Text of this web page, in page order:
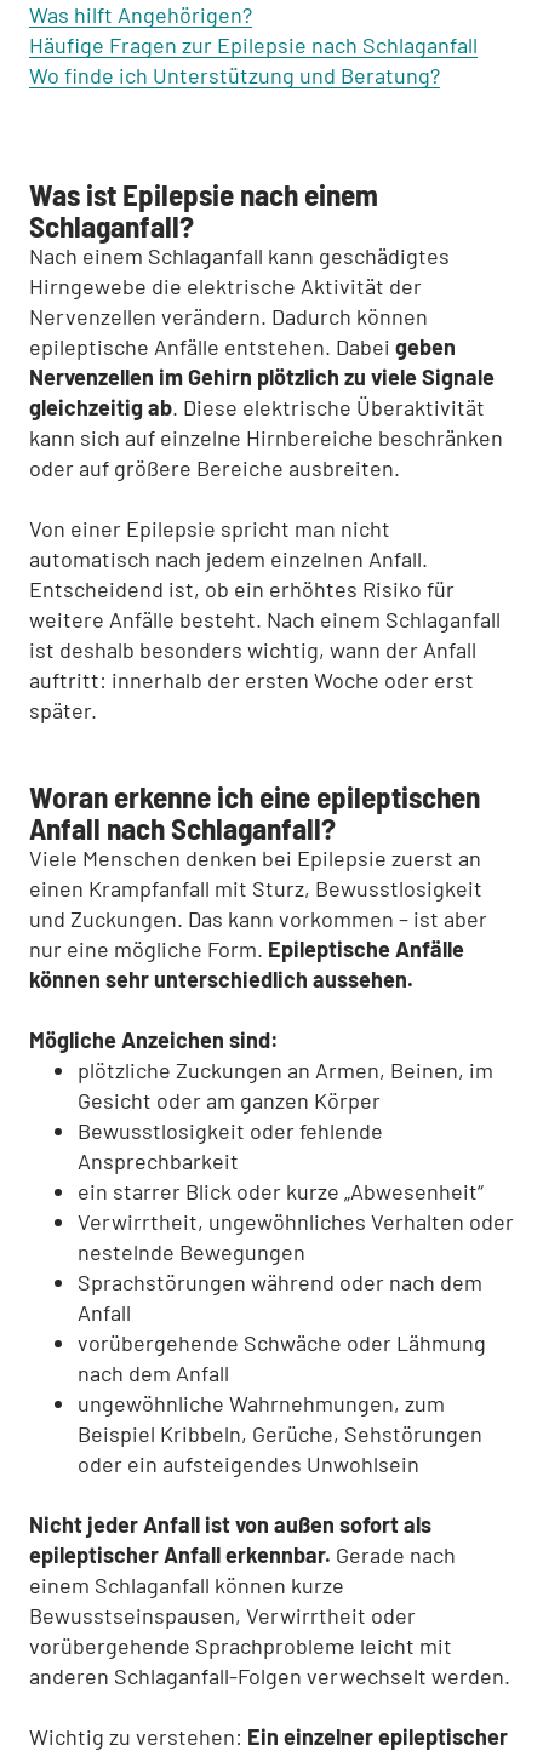
Was hilft Angehörigen?
Häufige Fragen zur Epilepsie nach Schlaganfall
Wo finde ich Unterstützung und Beratung?
Was ist Epilepsie nach einem
Schlaganfall?
Nach einem Schlaganfall kann geschädigtes
Hirngewebe die elektrische Aktivität der
Nervenzellen verändern. Dadurch können
epileptische Anfälle entstehen. Dabei geben
Nervenzellen im Gehirn plötzlich zu viele Signale
gleichzeitig ab. Diese elektrische Überaktivität
kann sich auf einzelne Hirnbereiche beschränken
oder auf größere Bereiche ausbreiten.
Von einer Epilepsie spricht man nicht
automatisch nach jedem einzelnen Anfall.
Entscheidend ist, ob ein erhöhtes Risiko für
weitere Anfälle besteht. Nach einem Schlaganfall
ist deshalb besonders wichtig, wann der Anfall
auftritt: innerhalb der ersten Woche oder erst
später.
Woran erkenne ich eine epileptischen
Anfall nach Schlaganfall?
Viele Menschen denken bei Epilepsie zuerst an
einen Krampfanfall mit Sturz, Bewusstlosigkeit
und Zuckungen. Das kann vorkommen – ist aber
nur eine mögliche Form. Epileptische Anfälle
können sehr unterschiedlich aussehen.
Mögliche Anzeichen sind:
plötzliche Zuckungen an Armen, Beinen, im
Gesicht oder am ganzen Körper
Bewusstlosigkeit oder fehlende
Ansprechbarkeit
ein starrer Blick oder kurze „Abwesenheit“
Verwirrtheit, ungewöhnliches Verhalten oder
nestelnde Bewegungen
Sprachstörungen während oder nach dem
Anfall
vorübergehende Schwäche oder Lähmung
nach dem Anfall
ungewöhnliche Wahrnehmungen, zum
Beispiel Kribbeln, Gerüche, Sehstörungen
oder ein aufsteigendes Unwohlsein
Nicht jeder Anfall ist von außen sofort als
epileptischer Anfall erkennbar. Gerade nach
einem Schlaganfall können kurze
Bewusstseinspausen, Verwirrtheit oder
vorübergehende Sprachprobleme leicht mit
anderen Schlaganfall-Folgen verwechselt werden.
Wichtig zu verstehen: Ein einzelner epileptischer